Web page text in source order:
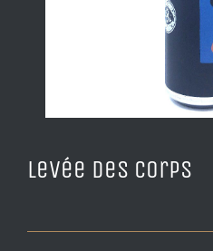
Levée des Corps